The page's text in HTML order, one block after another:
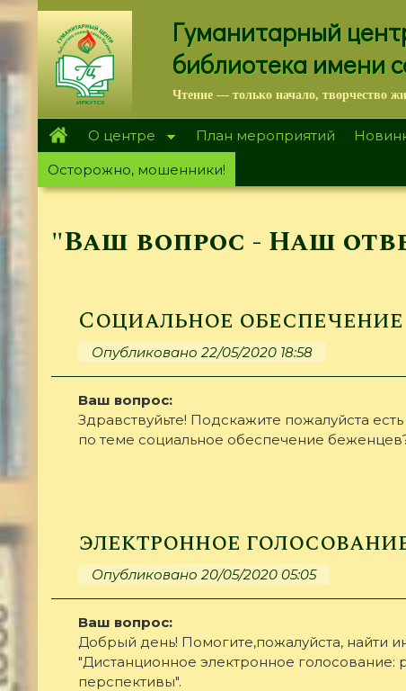
Перейти
к
основному
содержанию
Гуманитарный
библиотека имени
Чтение — только начало, творчество
О центре План мероприятий
Осторожно, мошенники!
"Ваш вопрос - Наш
Социальное обеспечение
Опубликовано 22/05/2020 18:58
Ваш вопрос:
Здравствуйьте! Подскажите пожалуйста
по теме социальное обеспечение
электронное
Опубликовано 20/05/2020 05:05
Ваш вопрос:
Добрый день! Помогите,пожалуйста, найти
"Дистанционное электронное голосование:
перспективы".